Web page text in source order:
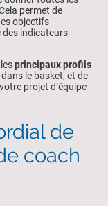
permet de
objectifs
des indicateurs
principaux profils
le basket, et de
projet d’équipe
de
coach